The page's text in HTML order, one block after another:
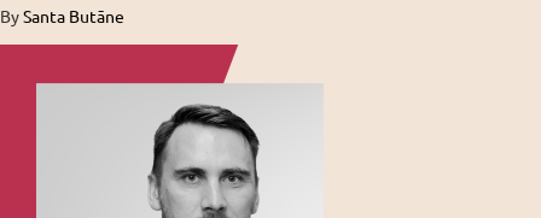
BySanta Butāne